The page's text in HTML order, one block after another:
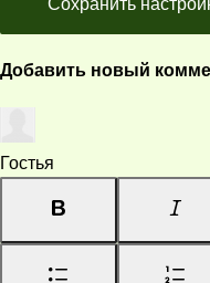
Добавить новый
Гостья